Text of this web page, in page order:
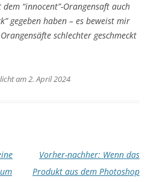
“innocent”-Orangensaft auch
gegeben haben – es beweist mir
schlechter geschmeckt
am 2. April 2024
Vorher-nachher: Wenn das
Produkt aus dem Photoshop